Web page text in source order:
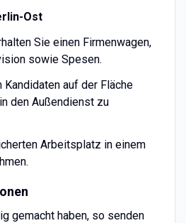
Ost
Sie einen Firmenwagen,
sowie Spesen.
Kandidaten auf der Fläche
den Außendienst zu
Arbeitsplatz in einem
gemacht haben, so senden